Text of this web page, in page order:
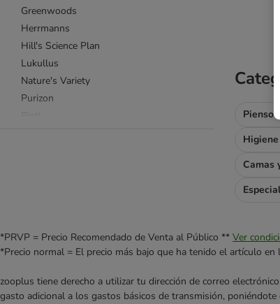
Greenwoods
Herrmanns
Hill's Science Plan
Lukullus
Nature's Variety
Purizon
4Vets
Affinity Advance Veterinary Diets
Concept for Life Veterinary Diet
product
Pienso
Camas
*PRVP = Precio Recomendado de Venta al Público ** Ver
*Precio normal = El precio más bajo que ha tenido el artículo
zooplus tiene derecho a utilizar tu dirección de correo
gasto adicional a los gastos básicos de transmisión,